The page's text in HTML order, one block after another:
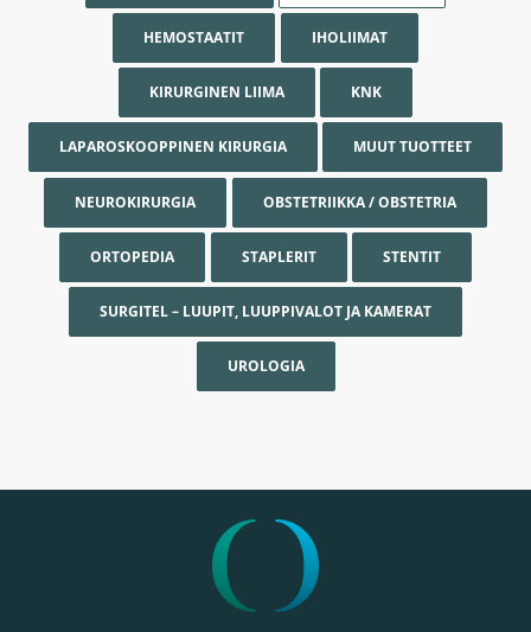
HEMOSTAATIT IHOLIIMAT
KIRURGINEN LIIMA KNK
LAPAROSKOOPPINEN KIRURGIA MUUT TUOTTEET
NEUROKIRURGIA OBSTETRIIKKA / OBSTETRIA
ORTOPEDIA STAPLERIT STENTIT
SURGITEL – LUUPIT, LUUPPIVALOT JA KAMERAT
UROLOGIA